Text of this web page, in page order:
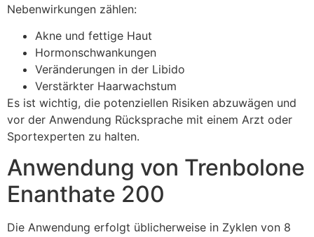
Nebenwirkungen zählen:
Akne und fettige Haut
Hormonschwankungen
Veränderungen in der Libido
Verstärkter Haarwachstum
Es ist wichtig, die potenziellen Risiken abzuwägen und
vor der Anwendung Rücksprache mit einem Arzt oder
Sportexperten zu halten.
Anwendung von Trenbolone
Enanthate 200
Die Anwendung erfolgt üblicherweise in Zyklen von 8